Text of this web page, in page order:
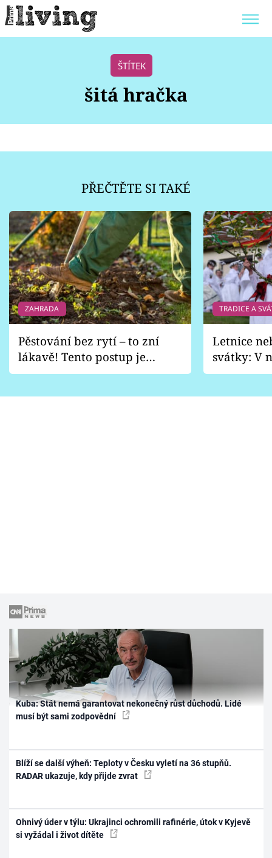
POKOJOVÉ KVĚTINY
ZAHRADA
Témata
Zahrada
Design
Sledujte prima+
Přihlášení
Sledujte nás
ŠTÍTEK
šitá hračka
PŘEČTĚTE SI TAKÉ
ZAHRADA
Pěstování bez rytí – to zní
lákavě! Tento postup je
vhodný jen pro některé
TRADICE A
Letnice
svátky: V
pondělí
Kuba: Stát nemá garantovat nekonečný růst důchodů. Lidé
musí být sami zodpovědní
Blíží se další výheň: Teploty v Česku vyletí na 36 stupňů.
RADAR ukazuje, kdy přijde zvrat
Ohnivý úder v týlu: Ukrajinci ochromili rafinérie, útok v Kyjevě
si vyžádal i život dítěte